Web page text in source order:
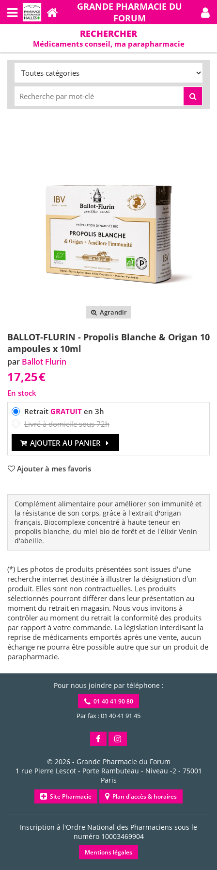
GRANDE PHARMACIE DU
FORUM
RECHERCHER
Médicaments conseil, ma parapharmacie
Agrandir
BALLOT-FLURIN - Propolis Blanche & Origan 10
ampoules x 10ml
par Ballot Flurin
17,25€
En stock
Retrait GRATUITen 3h
Livré à domicile sous 72h
AJOUTER AU PANIER
Ajouter à mes favoris
Complément alimentaire pour améliorer son immunité et
la résistance de son corps, grâce à l'extrait d'origan
français, Biocomplexe concentré à haute teneur en
propolis blanche, du miel bio de forêt et de l'élixir Venin
d'abeille.
(*) Les photos de produits présentées sont issues d'une
recherche internet destinée à illustrer la désignation d'un
produit. Elles sont non contractuelles. Les produits
sélectionnés pourront différer dans leur présentation au
moment du retrait en magasin. Nous vous invitons à
contrôler au moment du retrait la conformité des produits
par rapport à votre commande. La législation interdisant la
reprise de médicaments emportés après une vente, aucun
échange ne pourra être possible autre que sur un produit de
parapharmacie.
Pour nous joindre par téléphone :
01 40 41 90 80
Par fax : 01 40 41 91 45
© 2026 - Grande Pharmacie du Forum
1 rue Pierre Lescot - Porte Rambuteau - Niveau -2- 75001
Paris
Site Pharmacie Plan d'accès & horaires
Inscription à l'Ordre National des Pharmaciens sous le
numéro 10003469904
Mentions légales